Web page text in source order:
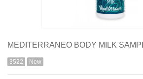
MEDITERRANEO BODY MILK
3522 New